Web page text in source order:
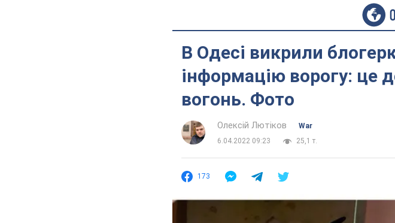
В Одесі викрили
інформацію ворогу: це
вогонь. Фото
Олексій Лютіков
War
6.04.2022 09:23
25,1 т.
173